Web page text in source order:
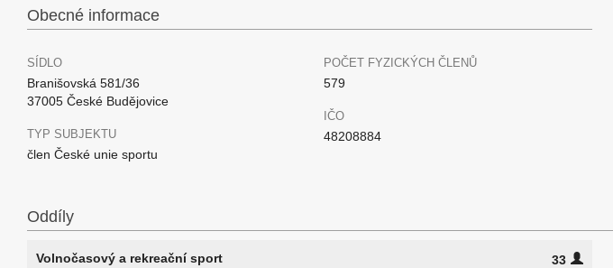
Obecné informace
SÍDLO
Branišovská 581/36
37005 České Budějovice
TYP SUBJEKTU
člen České unie sportu
POČET FYZICKÝCH ČLENŮ
579
IČO
48208884
Oddíly
Volnočasový a rekreační sport 33